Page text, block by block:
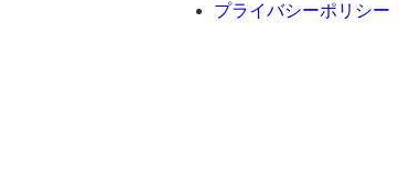
プライバシーポリシー